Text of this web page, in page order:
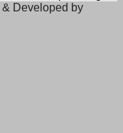
Developed by